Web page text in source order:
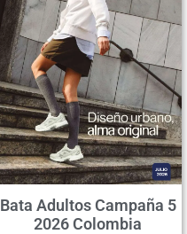
Bata Adultos Campaña 5
2026 Colombia